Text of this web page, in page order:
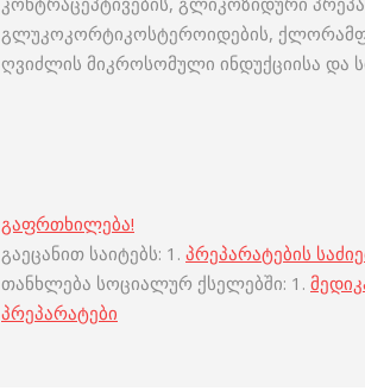
გლუკოკორტიკოსტეროიდების,
ღვიძლის მიკროსომული ინდუქციისა და
გაფრთხილება!
გაეცანით საიტებს: 1. პრეპარატების
თანხლება სოციალურ ქსელებში: 1.
პრეპარატები